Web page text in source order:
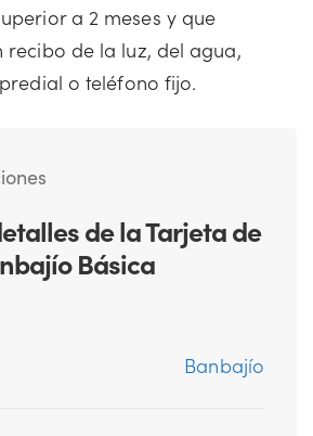
a 2 meses y que
recibo de la luz, del agua,
o teléfono fijo.
de la Tarjeta de
Básica
Banbajío